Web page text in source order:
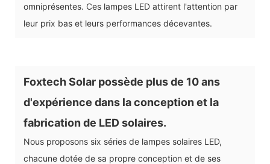
omniprésentes. Ces lampes LED attirent l'attention par
leur prix bas et leurs performances décevantes.
Foxtech Solar possède plus de 10 ans
d'expérience dans la conception et la
fabrication de LED solaires.
Nous proposons six séries de lampes solaires LED,
chacune dotée de sa propre conception et de ses